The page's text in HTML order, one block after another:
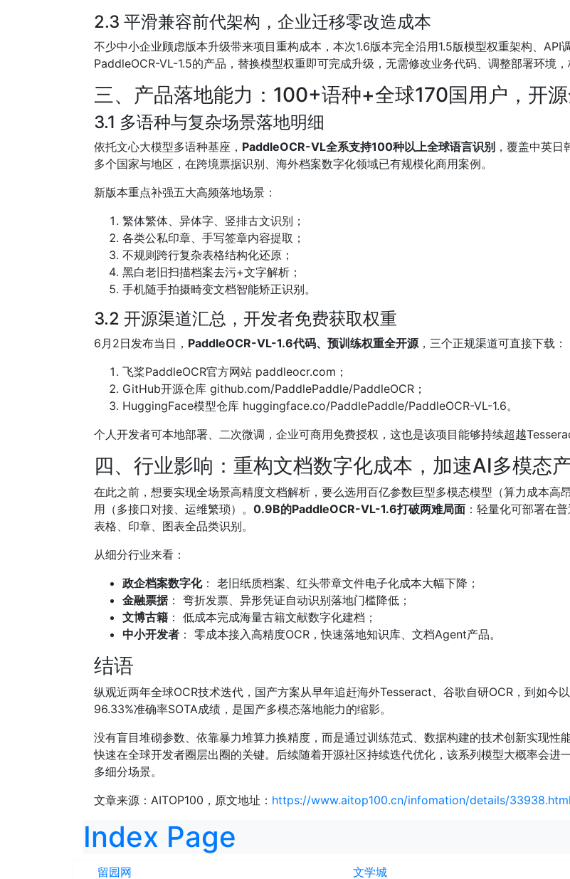
2.3 平滑兼容前代架构，企业迁移零改造成本
不少中小企业顾虑版本升级带来项目重构成本，本次1.6版本完全沿用1.5版模型权重架构、
PaddleOCR-VL-1.5的产品，替换模型权重即可完成升级，无需修改业务代码、调整部署环境，
三、产品落地能力：100+语种+全球170国用户，开
3.1 多语种与复杂场景落地明细
依托文心大模型多语种基座， PaddleOCR-VL全系支持100种以上全球语言识别 ，覆盖中英
多个国家与地区，在跨境票据识别、海外档案数字化领域已有规模化商用案例。
新版本重点补强五大高频落地场景：
繁体繁体、异体字、竖排古文识别；
各类公私印章、手写签章内容提取；
不规则跨行复杂表格结构化还原；
黑白老旧扫描档案去污+文字解析；
手机随手拍摄畸变文档智能矫正识别。
3.2 开源渠道汇总，开发者免费获取权重
6月2日发布当日， PaddleOCR-VL-1.6代码、预训练权重全开源，三个正规渠道可直接下载：
飞桨PaddleOCR官方网站 paddleocr.com；
GitHub开源仓库 github.com/PaddlePaddle/PaddleOCR；
HuggingFace模型仓库 huggingface.co/PaddlePaddle/PaddleOCR-VL-1.6。
个人开发者可本地部署、二次微调，企业可商用免费授权，这也是该项目能够持续超越
四、行业影响：重构文档数字化成本，加速AI多模态
在此之前，想要实现全场景高精度文档解析，要么选用百亿参数巨型多模态模型（算力成本高
用（多接口对接、运维繁琐）。 0.9B的PaddleOCR-VL-1.6打破两难局面 ：轻量化可部署在
表格、印章、图表全品类识别。
从细分行业来看：
政企档案数字化： 老旧纸质档案、红头带章文件电子化成本大幅下降；
金融票据： 弯折发票、异形凭证自动识别落地门槛降低；
文博古籍 ： 低成本完成海量古籍文献数字化建档；
中小开发者 ： 零成本接入高精度OCR，快速落地知识库、文档Agent产品。
结语
纵观近两年全球OCR技术迭代，国产方案从早年追赶海外Tesseract、谷歌自研OCR，到如今
96.33%准确率SOTA成绩，是国产多模态落地能力的缩影。
没有盲目堆砌参数、依靠暴力堆算力换精度，而是通过训练范式、数据构建的技术创新实现性
快速在全球开发者圈层出圈的关键。后续随着开源社区持续迭代优化，该系列模型大概率会进
多细分场景。
文章来源：AITOP100，原文地址： https://www.aitop100.cn/infomation/details/33938.html
Index Page
留园网 文学城